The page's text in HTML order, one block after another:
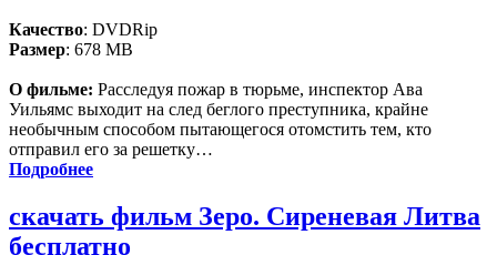
Качество: DVDRip
Размер: 678 MB
О фильме: Расследуя пожар в тюрьме, инспектор Ава
Уильямс выходит на след беглого преступника, крайне
необычным способом пытающегося отомстить тем, кто
отправил его за решетку…
Подробнее
скачать фильм Зеро. Сиреневая Литва
бесплатно